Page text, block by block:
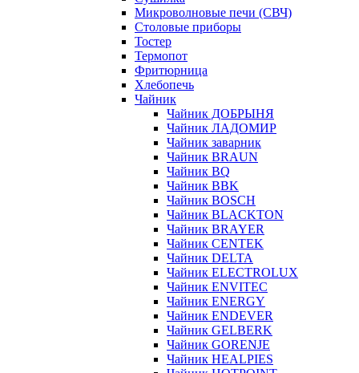
Микроволновые печи (СВЧ)
Столовые приборы
Тостер
Термопот
Фритюрница
Хлебопечь
Чайник
Чайник ДОБРЫНЯ
Чайник ЛАДОМИР
Чайник заварник
Чайник BRAUN
Чайник BQ
Чайник BBK
Чайник BOSCH
Чайник BLACKTON
Чайник BRAYER
Чайник CENTEK
Чайник DELTA
Чайник ELECTROLUX
Чайник ENVITEC
Чайник ENERGY
Чайник ENDEVER
Чайник GELBERK
Чайник GORENJE
Чайник HEALPIES